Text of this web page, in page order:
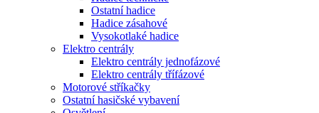
Ostatní hadice
Hadice zásahové
Vysokotlaké hadice
Elektro centrály
Elektro centrály jednofázové
Elektro centrály třífázové
Motorové stříkačky
Ostatní hasičské vybavení